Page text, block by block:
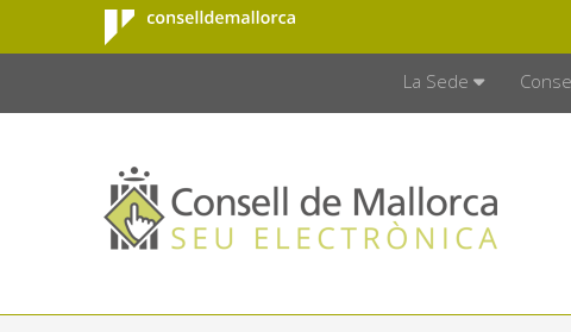
Saltar al contenido principal
Consell de
Mallorca
La Sede